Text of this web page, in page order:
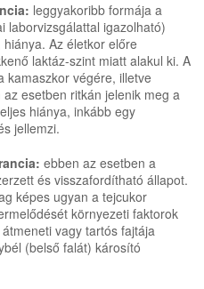
leggyakoribb formája a
laborvizsgálattal igazolható)
Az életkor előre
laktáz-szint miatt alakul ki. A
kamaszkor végére, illetve
esetben ritkán jelenik meg a
hiánya, inkább egy
jellemzi.
ebben az esetben a
és visszafordítható állapot.
képes ugyan a tejcukor
környezeti faktorok
vagy tartós fajtája
(belső falát) károsító